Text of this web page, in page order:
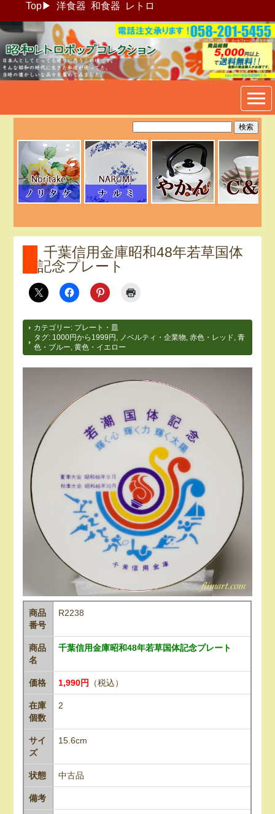
Top▶ 洋食器 和食器 レトロ
昭和レトロポップ食器生活雑
貨通販＠フリマート
千葉信用金庫昭和48年若草国体
記念プレート
カテゴリー: プレート・皿
タグ: 1000円から1999円 ノベルティ・企業物 ,赤色・レッド ,青
色・ブルー ,黄色・イエロー
商品
番号
R2238
商品
名
千葉信用金庫昭和48年若草国体記念プレート
価格 1,990円 （税込）
在庫
個数
2
サイ
ズ
15.6cm
状態 中古品
備考